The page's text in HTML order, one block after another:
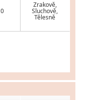
0
Zrakově,
Sluchově,
Tělesně